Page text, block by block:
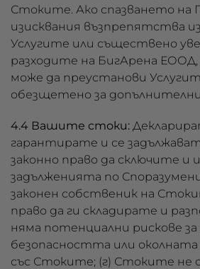
Стоките. Ако спазването на
изисквания възпрепятства
Услугите или съществено
разходите на БигАрена
може да преустанови
обезщетено за
4.4 Вашите стоки:
гарантирате и се
законно право да сключите и
задълженията по
законен собственик на
право да ги складирате и
няма потенциални рискове
безопасността или околната
със Стоките; (г) Стоките не